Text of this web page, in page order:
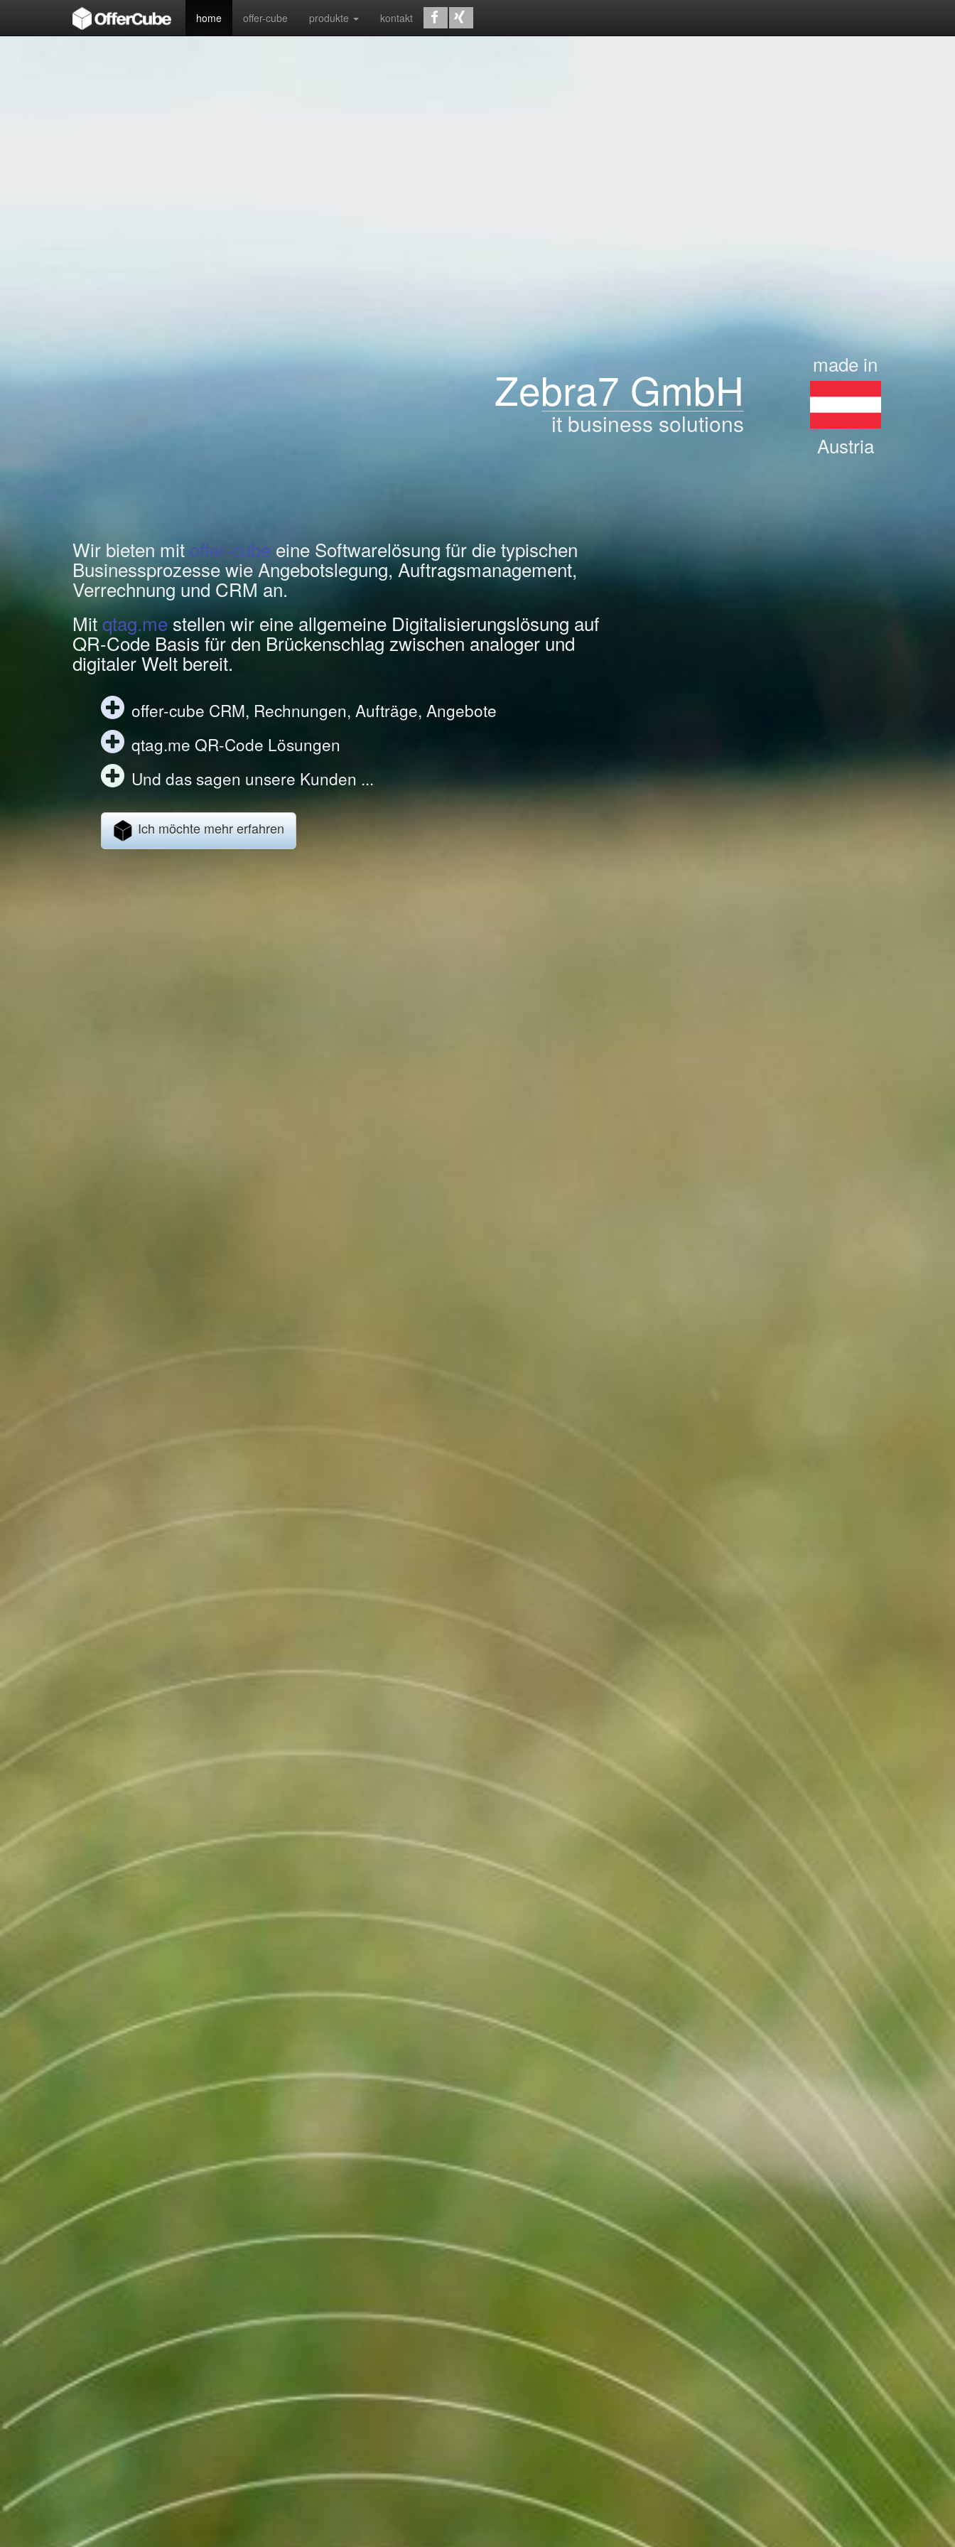
home offer-cube produkte kontakt
Zebra7 GmbH
it business solutions
made in
Austria
Wir bieten mit offer-cube eine Softwarelösung für die typischen
Businessprozesse wie Angebotslegung, Auftragsmanagement,
Verrechnung und CRM an.
Mitqtag.me stellen wir eine allgemeine Digitalisierungslösung auf
QR-Code Basis für den Brückenschlag zwischen analoger und
digitaler Welt bereit.
offer-cube CRM, Rechnungen, Aufträge, Angebote
qtag.me QR-Code Lösungen
Und das sagen unsere Kunden ...
Ich möchte mehr erfahren